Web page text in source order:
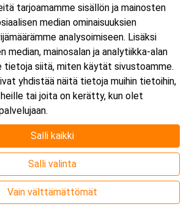
tarjoamamme sisällön ja mainosten
median ominaisuuksien
analysoimiseen. Lisäksi
median, mainosalan ja analytiikka-alan
tietoja siitä, miten käytät sivustoamme.
yhdistää näitä tietoja muihin tietoihin,
tai joita on kerätty, kun olet
Salli kaikki
Salli valinta
Vain välttämättömät